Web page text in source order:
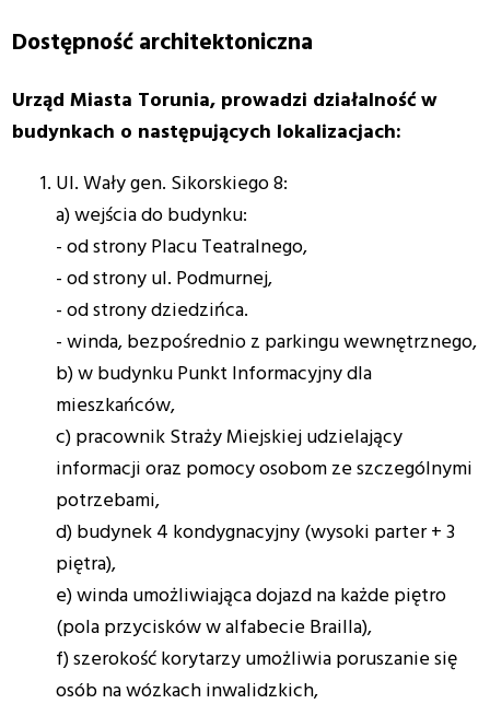
Dostępność architektoniczna
Urząd Miasta Torunia, prowadzi działalność w
budynkach o następujących lokalizacjach:
Ul. Wały gen. Sikorskiego 8:
a) wejścia do budynku:
- od strony Placu Teatralnego,
- od strony ul. Podmurnej,
- od strony dziedzińca.
- winda, bezpośrednio z parkingu wewnętrznego,
b) w budynku Punkt Informacyjny dla
mieszkańców,
c) pracownik Straży Miejskiej udzielający
informacji oraz pomocy osobom ze szczególnymi
potrzebami,
d) budynek 4 kondygnacyjny (wysoki parter + 3
piętra),
e) winda umożliwiająca dojazd na każde piętro
(pola przycisków w alfabecie Brailla),
f) szerokość korytarzy umożliwia poruszanie się
osób na wózkach inwalidzkich,